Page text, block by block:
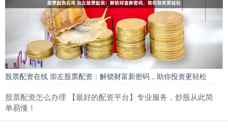
股票配资在线 崇左股票配资：解锁财富新密码，助你投资更轻松
股票配资怎么办理 【最好的配资平台】专业服务，炒股从此简
单易懂！